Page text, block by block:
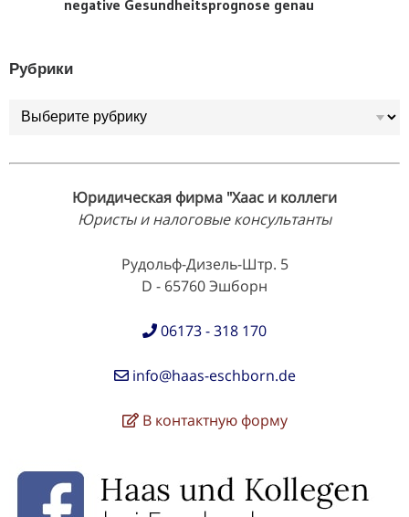
negative Gesundheitsprognose genau
Рубрики
Рубрики
Юридическая фирма "Хаас и коллеги
Юристы и налоговые консультанты
Рудольф-Дизель-Штр. 5
D - 65760 Эшборн
06173 - 318 170
info@haas-eschborn.de
В контактную форму